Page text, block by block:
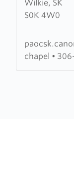
Wilkie, SK
S0K 4W0
Wilkie
Pentecostal
chapel •